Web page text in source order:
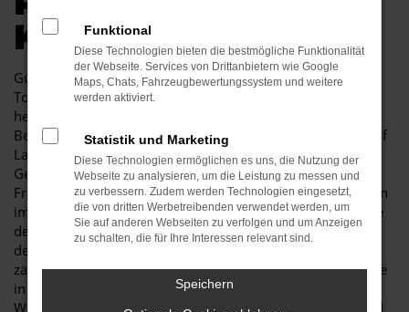
KAMENZ
Günstige Mobilität in Kamenz kann so einfach sein. Ein
Toyota Corolla Gebrauchtwagen besticht durch seine
herausragende Qualität und erweist sich als jahrelanger
Begleiter. Sowohl im Stadtverkehr von Kamenz als auch auf
Landstraße und Autobahn ist der Toyota Corolla
Gebrauchtwagen eine perfekte Lösung und wird Ihnen viel
Freude bereiten. Unser Autohaus ist seit mehr als 30 Jahren
im Geschäft. Wir sind nicht nur Experten für Fahrzeuge wie
den Toyota Corolla Gebrauchtwagen, sondern auch tief in
der Region Kamenz verankert. In unserem Unternehmen
zählen noch Werte wie Vertrauen und Kundennähe, was Sie
in jeder Beratung im positivsten Sinne erfahren. Des
Weiteren zeichnen wir uns durch ein breites Fahrzeug- und
Funktional
Diese Technologien bieten die bestmögliche Funktionalität
der Webseite. Services von Drittanbietern wie Google
Maps, Chats, Fahrzeugbewertungssystem und weitere
werden aktiviert.
Statistik und Marketing
Diese Technologien ermöglichen es uns, die Nutzung der
Webseite zu analysieren, um die Leistung zu messen und
zu verbessern. Zudem werden Technologien eingesetzt,
die von dritten Werbetreibenden verwendet werden, um
Sie auf anderen Webseiten zu verfolgen und um Anzeigen
zu schalten, die für Ihre Interessen relevant sind.
Speichern